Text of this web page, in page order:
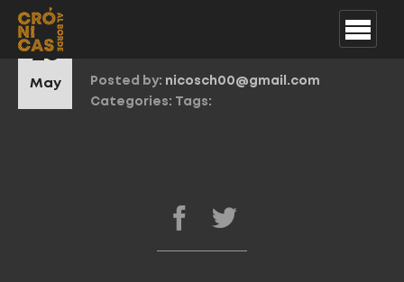
Posted by: nicosch00@gmail.com
Categories: Tags:
26
May